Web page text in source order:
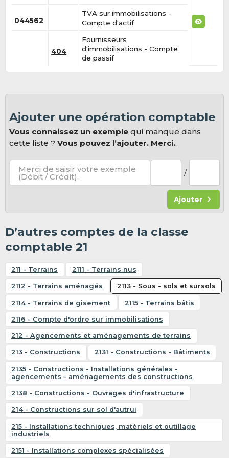
044562
TVA sur immobilisations -
Compte d'actif
404
Fournisseurs
d'immobilisations - Compte
de passif
Ajouter une opération comptable
Vous connaissez un exemple qui manque dans
cette liste ?Vous pouvez l’ajouter. Merci..
Merci de saisir votre exemple
(Débit / Crédit). /
Ajouter
D’autres comptes de la classe
comptable 21
211 - Terrains 2111 - Terrains nus
2112 - Terrains aménagés 2113 - Sous - sols et sursols
2114 - Terrains de gisement 2115 - Terrains bâtis
2116 - Compte d'ordre sur immobilisations
212 - Agencements et aménagements de terrains
213 - Constructions 2131 - Constructions - Bâtiments
2135 - Constructions - Installations générales -
agencements – aménagements des constructions
2138 - Constructions - Ouvrages d'infrastructure
214 - Constructions sur sol d'autrui
215 - Installations techniques, matériels et outillage
industriels
2151 - Installations complexes spécialisées